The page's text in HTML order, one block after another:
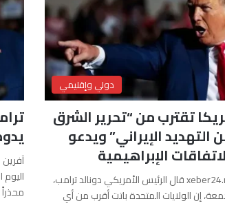
دولي وإقليمي
تقترب من “تحرير الشرق
التهديد الإيراني” ويدعو
الإبراهيمية
آفرين علو ـ xeber24.net قال الرئيس الأمريكي دونالد ترامب،
إن الولايات المتحدة باتت أقرب من أي
اليوم